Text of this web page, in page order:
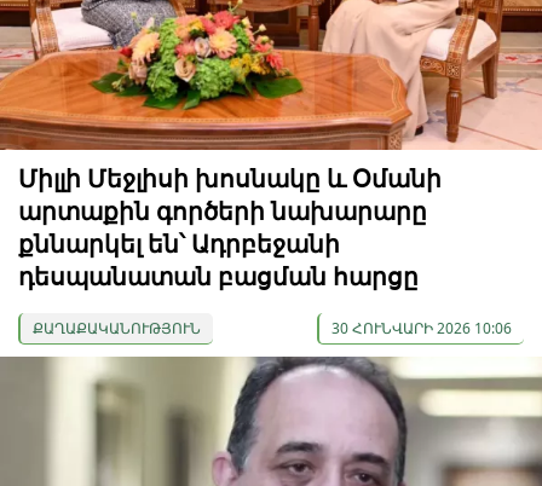
Միլլի Մեջլիսի խոսնակը և Օմանի
արտաքին գործերի նախարարը
քննարկել են՝ Ադրբեջանի
դեսպանատան բացման հարցը
ՔԱՂԱՔԱԿԱՆՈՒԹՅՈՒՆ 30 ՀՈՒՆՎԱՐԻ 2026 10:06